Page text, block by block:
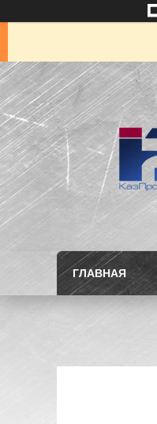
ГЛАВНАЯ